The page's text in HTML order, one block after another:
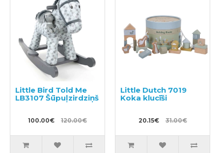
Little Bird Told Me
LB3107 Šūpuļzirdziņš
100.00€ 120.00€
Little Dutch 7019
Koka klucīši
20.15€ 31.00€